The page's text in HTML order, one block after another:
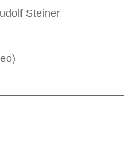
Steiner